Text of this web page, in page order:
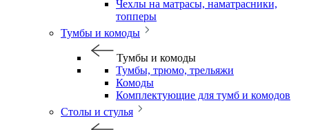
Чехлы на матрасы, наматрасники,
топперы
Тумбы и комоды
Тумбы и комоды
Тумбы, трюмо, трельяжи
Комоды
Комплектующие для тумб и комодов
Столы и стулья